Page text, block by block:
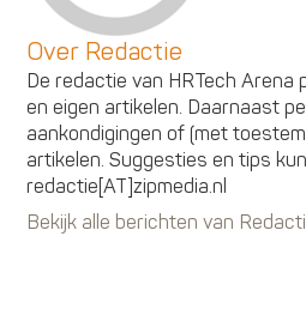
Over Redactie
De redactie van HRTech Arena
en eigen artikelen. Daarnaast
aankondigingen of (met
artikelen. Suggesties en tips
redactie[AT]zipmedia.nl
Bekijk alle berichten van